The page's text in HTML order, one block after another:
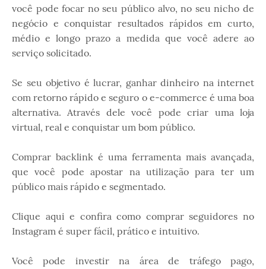
você pode focar no seu público alvo, no seu nicho de
negócio e conquistar resultados rápidos em curto,
médio e longo prazo a medida que você adere ao
serviço solicitado.
Se seu objetivo é lucrar, ganhar dinheiro na internet
com retorno rápido e seguro o e-commerce é uma boa
alternativa. Através dele você pode criar uma loja
virtual, real e conquistar um bom público.
Comprar backlink é uma ferramenta mais avançada,
que você pode apostar na utilização para ter um
público mais rápido e segmentado.
Clique aqui e confira como comprar seguidores no
Instagram é super fácil, prático e intuitivo.
Você pode investir na área de tráfego pago,